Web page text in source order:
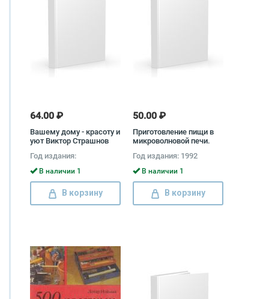
64.00 ₽
Вашему дому - красоту и
уют Виктор Страшнов
Год издания:
В наличии 1
В корзину
50.00 ₽
Приготовление пищи в
микроволновой печи.
Год издания: 1992
В наличии 1
В корзину